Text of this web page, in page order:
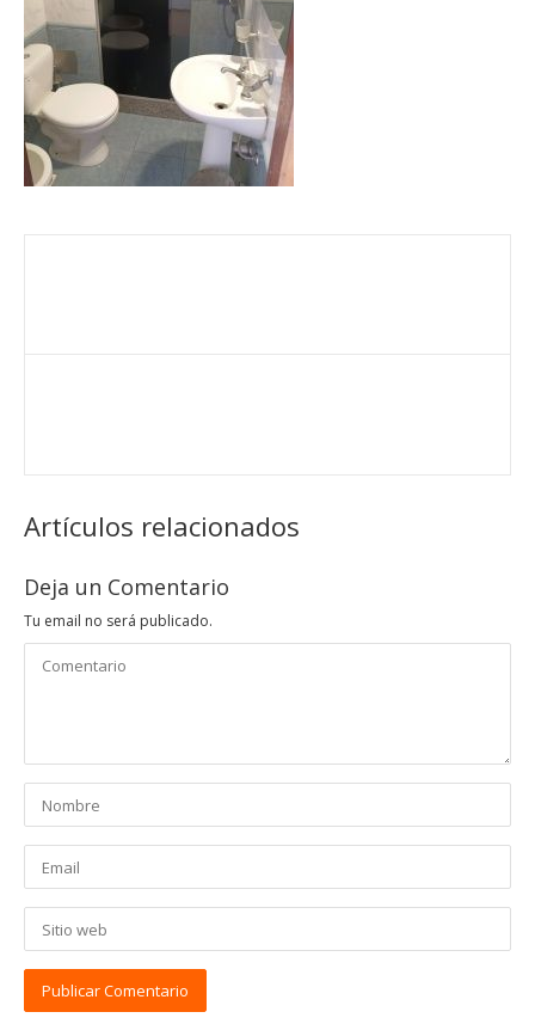
Artículos relacionados
Deja un Comentario
Tu email no será publicado.